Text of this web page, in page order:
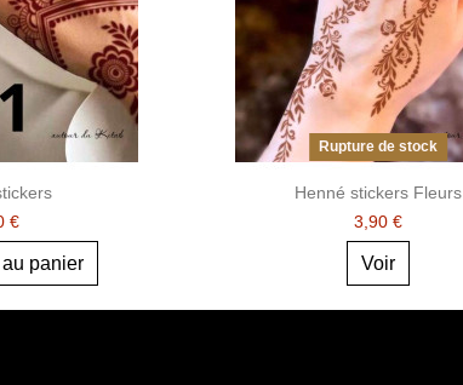
€
panier
Rupture de stock
Henné stickers Fleurs
3,90 €
Voir